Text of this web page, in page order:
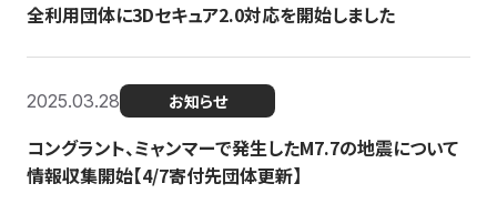
全利用団体に3Dセキュア2.0対応を開始しました
2025.03.28 お知らせ
コングラント、ミャンマーで発生したM7.7の地震について
情報収集開始【4/7寄付先団体更新】